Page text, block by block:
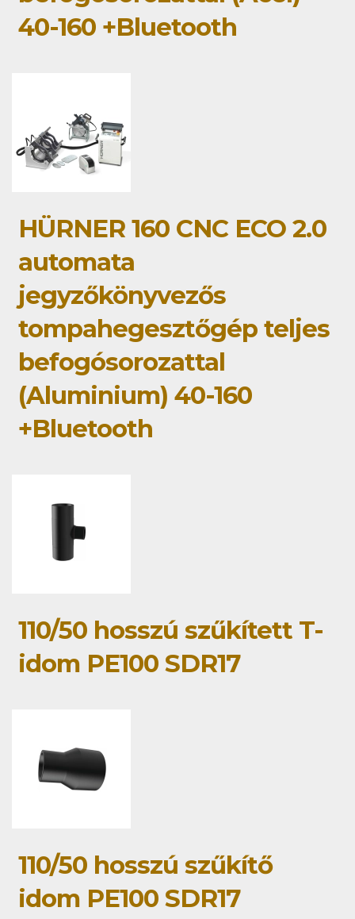
40-160 +Bluetooth
HÜRNER 160 CNC ECO 2.0
automata
jegyzőkönyvezős
tompahegesztőgép teljes
befogósorozattal
(Aluminium) 40-160
+Bluetooth
110/50 hosszú szűkített T-
idom PE100 SDR17
110/50 hosszú szűkítő
idom PE100 SDR17